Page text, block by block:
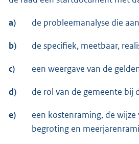
a) de probleemanalyse die
b) de specifiek, meetbaar,
c) een weergave van de
d) de rol van de gemeente
e)
een kostenraming, de
begroting en